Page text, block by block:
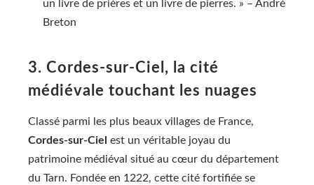
un livre de prières et un livre de pierres. » – André
Breton
3. Cordes-sur-Ciel, la cité
médiévale touchant les nuages
Classé parmi les plus beaux villages de France,
Cordes-sur-Ciel est un véritable joyau du
patrimoine médiéval situé au cœur du département
du Tarn. Fondée en 1222, cette cité fortifiée se